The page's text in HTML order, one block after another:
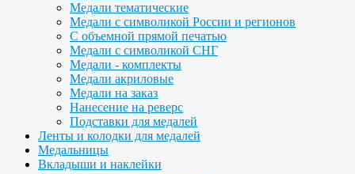
Медали тематические
Медали с символикой России и регионов
С объемной прямой печатью
Медали с символикой СНГ
Медали - комплекты
Медали акриловые
Медали на заказ
Нанесение на реверс
Подставки для медалей
Ленты и колодки для медалей
Медальницы
Вкладыши и наклейки